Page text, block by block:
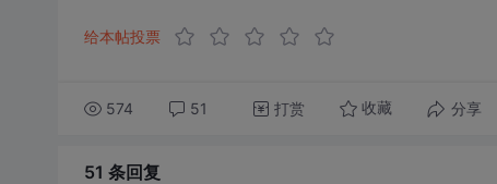
给本帖投票
574 51 打赏 收藏 分享
51 条回复